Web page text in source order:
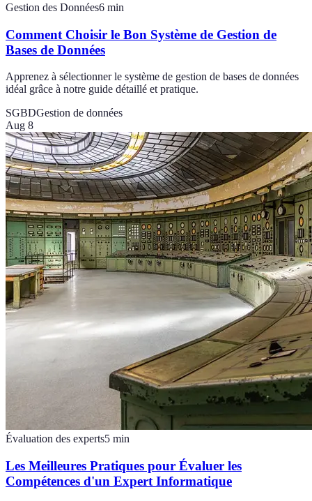
Gestion des Données6 min
Comment Choisir le Bon Système de Gestion de
Bases de Données
Apprenez à sélectionner le système de gestion de bases de données
idéal grâce à notre guide détaillé et pratique.
SGBDGestion de données
Aug 8
Évaluation des experts5 min
Les Meilleures Pratiques pour Évaluer les
Compétences d'un Expert Informatique